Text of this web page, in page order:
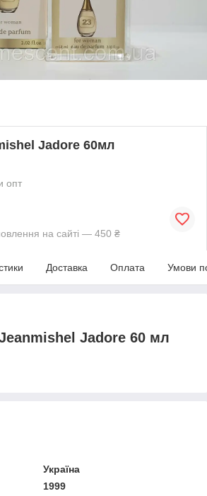
Jadore 60мл
опт
на сайті — 450 ₴
Доставка Оплата Умови
Jadore 60 мл
Україна
1999